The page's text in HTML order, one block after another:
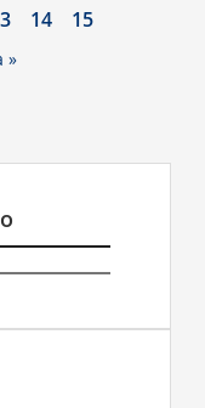
14 15
»